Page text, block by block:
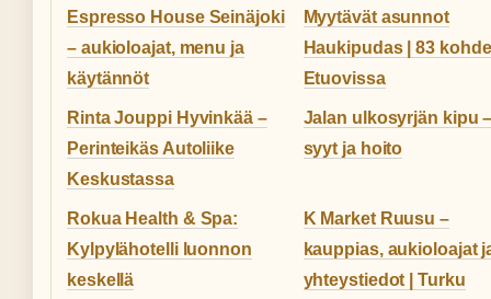
Espresso House Seinäjoki
– aukioloajat, menu ja
käytännöt
Myytävät asunnot
Haukipudas | 83
Etuovissa
Rinta Jouppi Hyvinkää –
Perinteikäs Autoliike
Keskustassa
Jalan ulkosyrjän kipu
syyt ja hoito
Rokua Health & Spa:
Kylpylähotelli luonnon
keskellä
K Market Ruusu –
kauppias, aukioloajat
yhteystiedot | Turku